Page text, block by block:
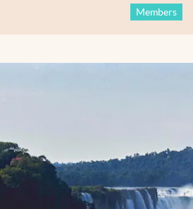
Members